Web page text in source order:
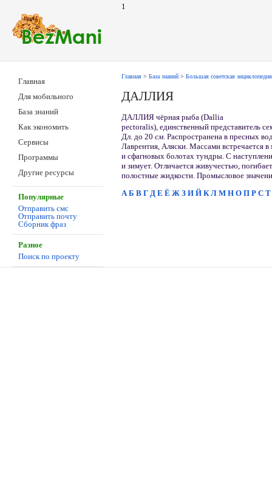
1
Главная
Для мобильного
База знаний
Как экономить
Сервисы
Программы
Другие ресурсы
Популярные
Отправить смс
Отправить почту
Сборник фраз
Разное
Поиск по проекту
Главная > База знаний > Большая советская энциклопедия
ДАЛЛИЯ
ДАЛЛИЯ чёрная рыба (Dallia
pectoralis), единственный представитель
Дл. до 20 см. Распространена в пресных
Лаврентия, Аляски. Массами встречается
и сфагновых болотах тундры. С
и зимует. Отличается живучестью,
полостные жидкости. Промысловое
А Б В Г Д Е Ё Ж З И Й К Л М Н О П Р С Т